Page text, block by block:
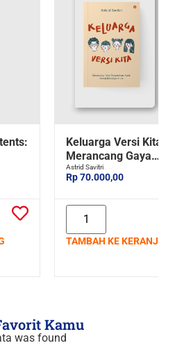
Keluarga Versi Kita:
Merancang Gaya
Pengasuhan Anak
Keluarga Anda
Astrid Savitri
Rp 70.000,00
TAMBAH KE
Kamu
was found